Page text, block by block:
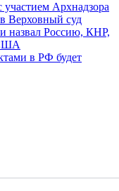
участием Архнадзора
Верховный суд
назвал Россию, КНР,
в РФ будет